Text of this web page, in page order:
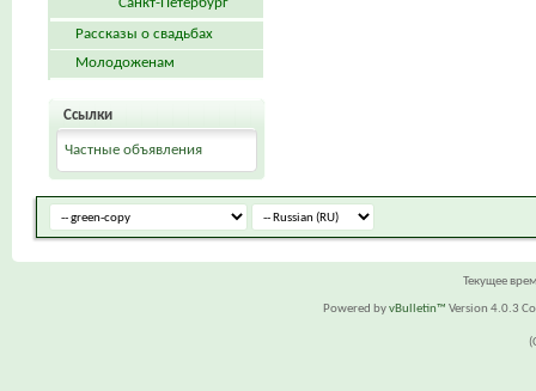
Рассказы о свадьбах
Молодоженам
Ссылки
Частные объявления
Текущее
Powered byvBulletin™ Version 4.0.3